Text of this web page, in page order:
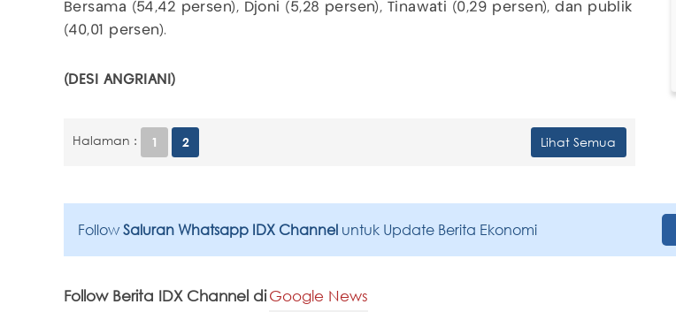
Bersama (54,42 persen), Djoni (5,28 persen), Tinawati (0,29 persen), dan publik
(40,01 persen).
(DESI ANGRIANI)
Halaman : 1 2 Lihat Semua
Follow Saluran Whatsapp IDX Channel untuk Update Berita Ekonomi
Follow Berita IDX Channel diGoogle News